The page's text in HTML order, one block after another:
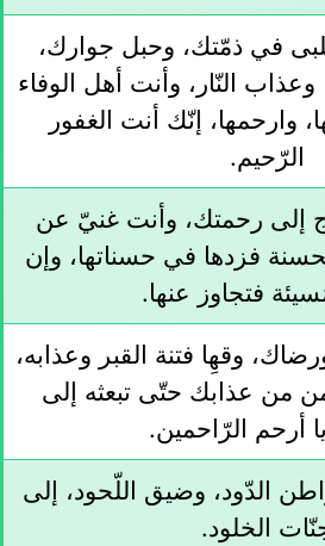
في ذمّتك، وحبل جوارك،
وعذاب النّار، وأنت أهل الوفاء
وارحمها، إنّك أنت الغفور
الرّحيم.
إلى رحمتك، وأنت غنيّ عن
فزدها في حسناتها، وإن
فتجاوز عنها.
وقهِا فتنة القبر وعذابه،
من عذابك حتّى تبعثه إلى
أرحم الرّاحمين.
الدّود، وضيق اللّحود، إلى
الخلود.